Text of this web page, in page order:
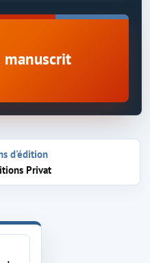
manuscrit
d'édition
Privat
maison d'édition Privat